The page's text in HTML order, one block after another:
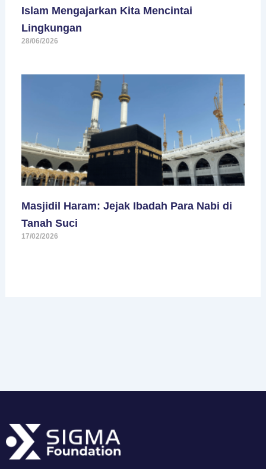
Islam Mengajarkan Kita Mencintai
Lingkungan
28/06/2026
Masjidil Haram: Jejak Ibadah Para Nabi di
Tanah Suci
17/02/2026